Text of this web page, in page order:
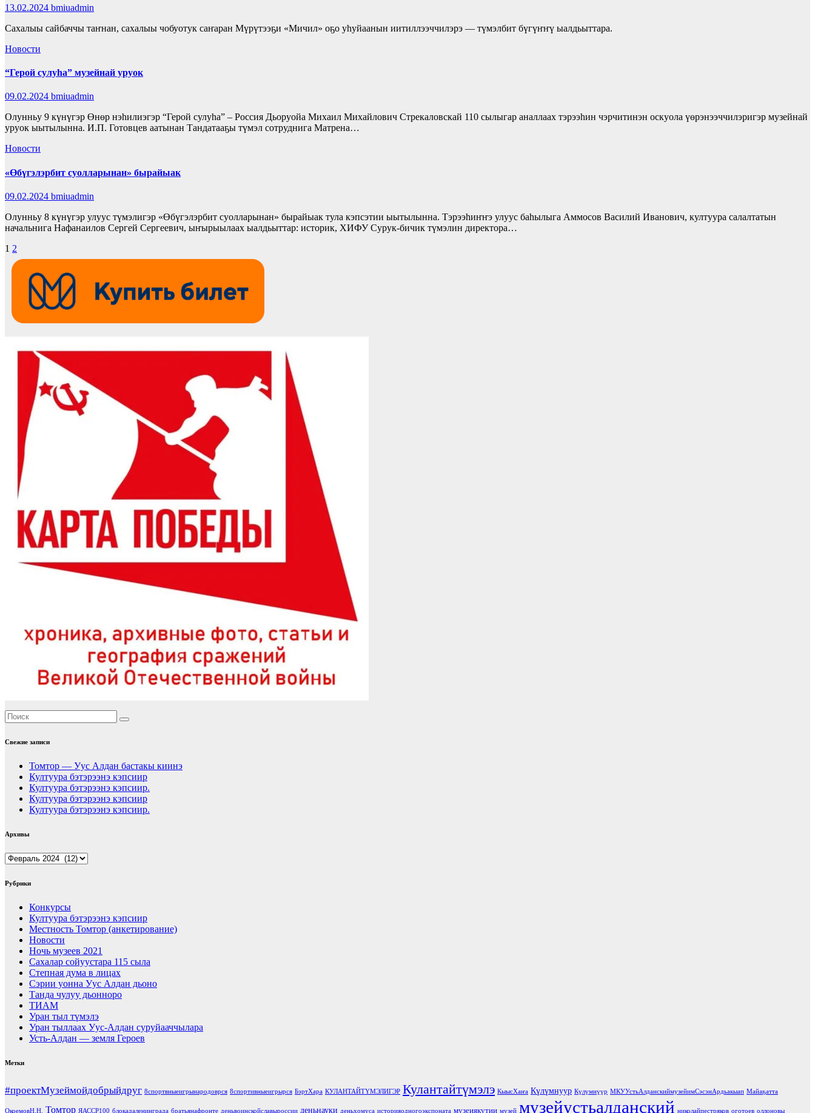
13.02.2024 bmiuadmin
Сахалыы сайбаччы таҥнан, сахалыы чобуотук саҥаран Мүрүтээҕи «Мичил» оҕо уһуйаанын иитиллээччилэрэ — түмэлбит бүгүҥҥү ыалдьыттара.
Новости
“Герой сулуһа” музейнай уруок
09.02.2024 bmiuadmin
Олунньу 9 күнүгэр Өнөр нэһилиэгэр “Герой сулуһа” – Россия Дьоруойа Михаил Михайлович Стрекаловскай 110 сылыгар аналлаах тэрээһин чэрчитинэн оскуола үөрэнээччилэригэр музейнай
уруок ыытылынна. И.П. Готовцев аатынан Тандатааҕы түмэл сотруднига Матрена…
Новости
«Өбүгэлэрбит суолларынан» бырайыак
09.02.2024 bmiuadmin
Олунньу 8 күнүгэр улуус түмэлигэр «Өбүгэлэрбит суолларынан» бырайыак тула кэпсэтии ыытылынна. Тэрээһиҥҥэ улуус баһылыга Аммосов Василий Иванович, култуура салалтатын
начальнига Нафанаилов Сергей Сергеевич, ыҥырыылаах ыалдьыттар: историк, ХИФУ Сурук-бичик түмэлин директора…
Пагинация
записей
1 2
Свежие записи
Томтор — Уус Алдан бастакы киинэ
Култуура бэтэрээнэ кэпсиир
Култуура бэтэрээнэ кэпсиир.
Култуура бэтэрээнэ кэпсиир
Култуура бэтэрээнэ кэпсиир.
Архивы
Архивы
Рубрики
Конкурсы
Култуура бэтэрээнэ кэпсиир
Местность Томтор (анкетирование)
Новости
Ночь музеев 2021
Сахалар сойуустара 115 сыла
Степная дума в лицах
Сэрии уонна Уус Алдан дьоно
Танда чулуу дьонноро
ТИАМ
Уран тыл түмэлэ
Уран тыллаах Уус-Алдан суруйааччылара
Усть-Алдан — земля Героев
Метки
#проектМузеймойдобрыйдруг 8спортвныеигрынародоврся 8спортивныеигрырся БэртХара КУЛАНТАЙТҮМЭЛИГЭР Кулантайтүмэлэ КыысХаҥа Күлүмнуур Күлүмнүүр МКУУстьАлданскиймузейимСэсэнАрдьакыап Майаҕатта
ОкоемовН.Н. Томтор ЯАССР100 блокадаленинграда братьянафронте деньвоинскойславыроссии деньнауки деньхомуса историяодногоэкспоната музеиякутии музей музейустьалданский николайпестряков оготоев оллоновы